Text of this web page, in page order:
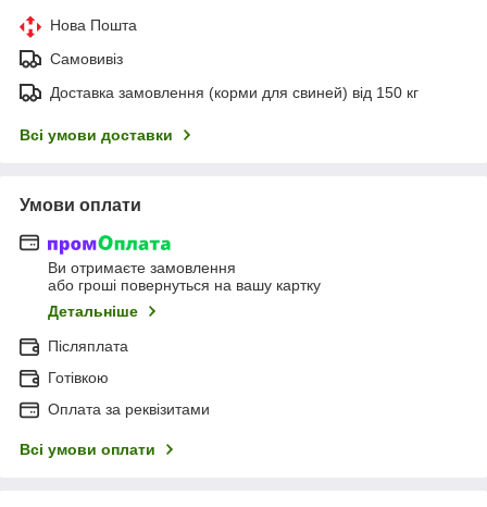
Нова Пошта
Самовивіз
Доставка замовлення (корми для свиней) від 150 кг
Всі умови доставки
Умови оплати
Ви отримаєте замовлення
або гроші повернуться на вашу картку
Детальніше
Післяплата
Готівкою
Оплата за реквізитами
Всі умови оплати